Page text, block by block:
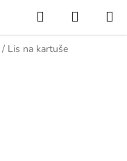
Hledat
KOŠÍK
/ Lis na kartuše